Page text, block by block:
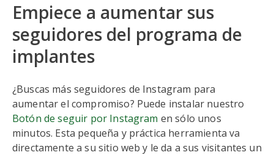
Empiece a aumentar sus
seguidores del programa de
implantes
¿Buscas más seguidores de Instagram para
aumentar el compromiso? Puede instalar nuestro
Botón de seguir por Instagram en sólo unos
minutos. Esta pequeña y práctica herramienta va
directamente a su sitio web y le da a sus visitantes un